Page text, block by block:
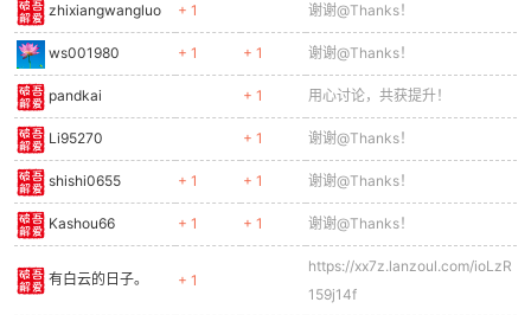
zhixiangwangluo + 1 谢谢@Thanks！
ws001980 + 1 + 1 谢谢@Thanks！
pandkai + 1 用心讨论，共获提升！
Li95270 + 1 谢谢@Thanks！
shishi0655 + 1 + 1 谢谢@Thanks！
Kashou66 + 1 + 1 谢谢@Thanks！
有白云的日子。 + 1
https://xx7z.lanzoul.com/ioLzR
159j14f